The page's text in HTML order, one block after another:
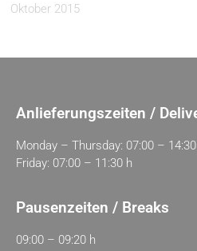
Oktober 2015
Anlieferungszeiten /
Monday – Thursday: 07:00 –
Friday: 07:00 – 11:30 h
Pausenzeiten / Breaks
09:00 – 09:20 h